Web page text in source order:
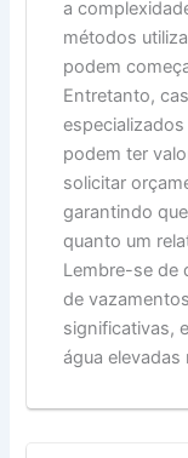
a
métodos
podem
Entretanto,
podem ter
solicitar
garantindo
quanto um
Lembre-se de
de
significativas,
água elevadas